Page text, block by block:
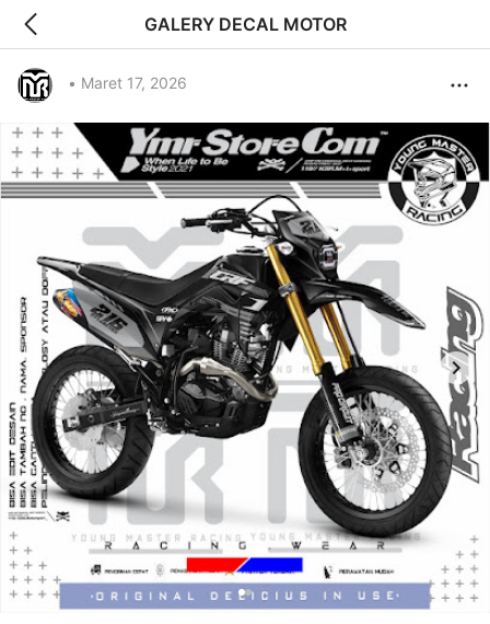
GALERY DECAL MOTOR
• Maret 17, 2026